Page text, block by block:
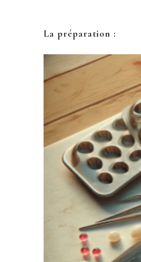
La préparation :